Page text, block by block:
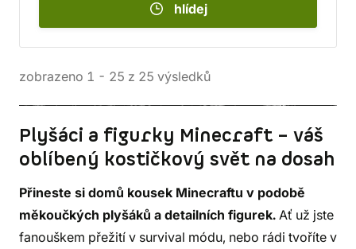
hlídej
zobrazeno 1 - 25 z 25 výsledků
Plyšáci a figurky Minecraft – váš
oblíbený kostičkový svět na dosah
Přineste si domů kousek Minecraftu v podobě
měkoučkých plyšáků a detailních figurek. Ať už jste
fanouškem přežití v survival módu, nebo rádi tvoříte v